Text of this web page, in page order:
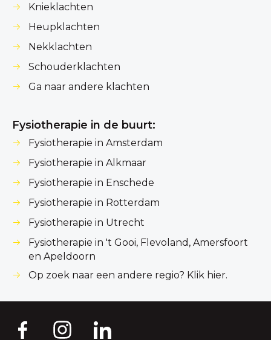
Knieklachten
Heupklachten
Nekklachten
Schouderklachten
Ga naar andere klachten
Fysiotherapie in de buurt:
Fysiotherapie in Amsterdam
Fysiotherapie in Alkmaar
Fysiotherapie in Enschede
Fysiotherapie in Rotterdam
Fysiotherapie in Utrecht
Fysiotherapie in 't Gooi, Flevoland, Amersfoort
en Apeldoorn
Op zoek naar een andere regio? Klik hier.